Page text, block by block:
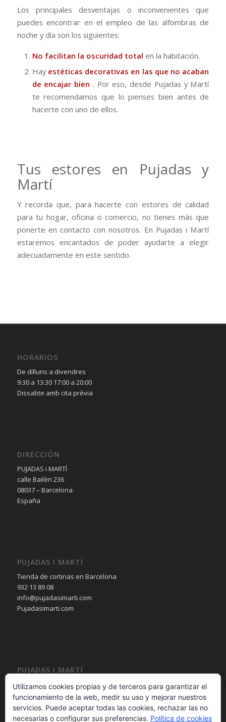
Los principales desventajas o inconvenientes que
puedes encontrar en el empleo de las alfombras de
noche y día son los siguientes:
No facilitan la oscuridad total en la habitación.
Hay estéticas decorativas en las que no acaban
de encajar bien . Por eso, desde Pujadas y Martí
te recomendamos que lo pienses bien antes de
hacerte con uno de ellos.
Tus estores en Pujadas y
Martí
Y recorda que, para hacerte con estores de calidad
para tu hogar, oficina o comercio, no tienes más que
ponerte en contacto con nosotros. En Pujadas i Martí
estaremos encantados de poder ayudarte a elegir
adecuadamente en este sentido.
HORARIOS
De dilluns a divendres
9:30 a 13:30 17:00 a 20:00
Dissabte amb cita prèvia
DIRECCIÓN
PUJADAS i MARTÍ
calle Bailèn 236
08037 – Barcelona
España
PUJADAS I MARTÍ
Tienda de cortinas en Barcelona
932 13 89 08
info@pujadasimarti.com
Pujadasimarti.com
PUJADAS I MARTÍ
Cortinas en Barcelona
Tendencia en cortinas
Asesoramiento en cortinas
Decoración en cortinas
Utilizamos cookies propias y de terceros para garantizar el
funcionamiento de la web, medir su uso y mejorar nuestros
servicios. Puede aceptar todas las cookies, rechazar las no
necesarias o configurar sus preferencias. Política de cookies